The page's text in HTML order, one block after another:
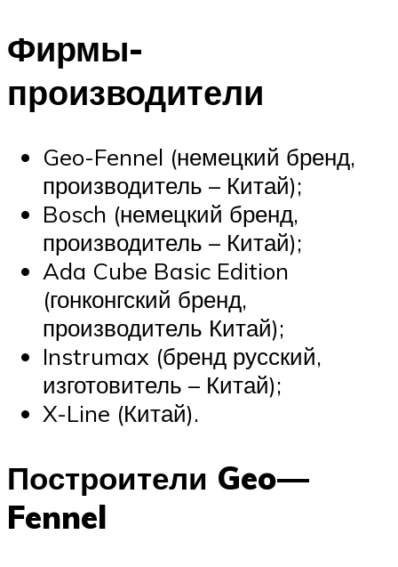
Фирмы-
производители
Geo-Fennel (немецкий бренд,
производитель – Китай);
Bosch (немецкий бренд,
производитель – Китай);
Ada Cube Basic Edition
(гонконгский бренд,
производитель Китай);
Instrumax (бренд русский,
изготовитель – Китай);
X-Line (Китай).
Построители Geo—
Fennel